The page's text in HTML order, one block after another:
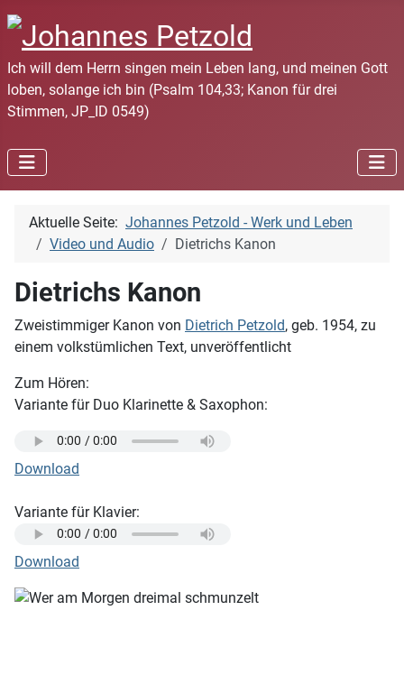
Ich will dem Herrn singen mein Leben lang, und meinen Gott
loben, solange ich bin (Psalm 104,33; Kanon für drei
Stimmen, JP_ID 0549)
Aktuelle Seite: Johannes Petzold - Werk und Leben
Video und Audio
Dietrichs Kanon
Dietrichs Kanon
Zweistimmiger Kanon von Dietrich Petzold, geb. 1954, zu
einem volkstümlichen Text, unveröffentlicht
Zum Hören:
Variante für Duo Klarinette & Saxophon:
Download
Variante für Klavier:
Download